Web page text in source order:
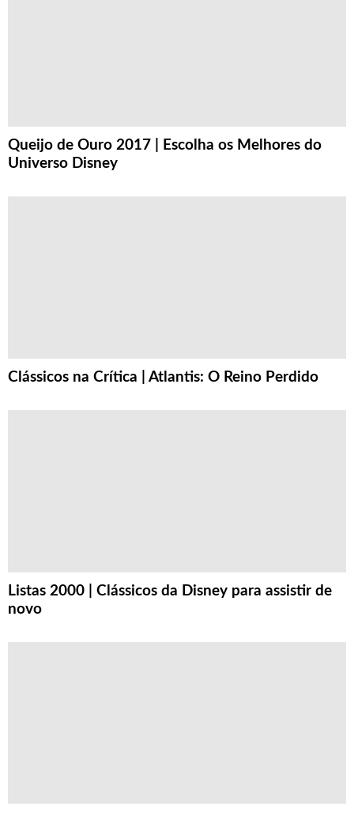
Queijo de Ouro 2017 | Escolha os Melhores do
Universo Disney
Clássicos na Crítica | Atlantis: O Reino Perdido
Listas 2000 | Clássicos da Disney para assistir de
novo